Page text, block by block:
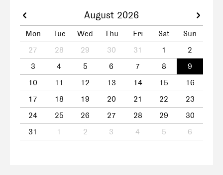
August 2026
Mon Tue Wed Thu Fri Sat
Sun
27
28 29 30 31 1
2
3
4 5 6 7 8
9
10
11 12 13 14 15
16
17
18 19 20 21 22
23
24
25 26 27 28 29
30
31
1 2 3 4 5 6